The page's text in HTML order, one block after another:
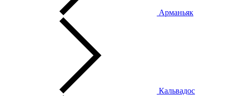
Арманьяк
Кальвадос